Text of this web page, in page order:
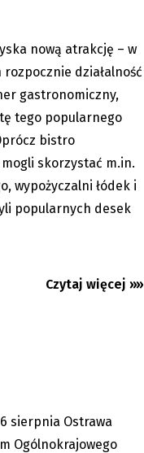
08.08.2026
nową atrakcję – w
działalność
gastronomiczny,
tego popularnego
bistro
skorzystać m.in.
wypożyczalni łódek i
popularnych desek
Czytaj więcej »»
07.08.2026
sierpnia
sierpnia Ostrawa
Ogólnokrajowego